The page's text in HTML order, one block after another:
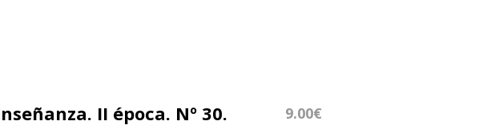
II época. Nº 30. 9.00€